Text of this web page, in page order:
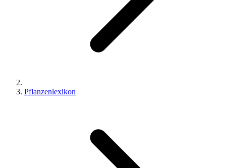
Pflanzenlexikon